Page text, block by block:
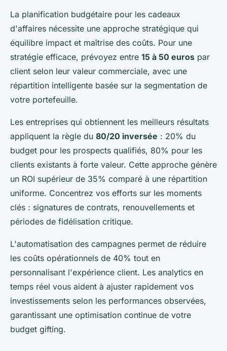
La planification budgétaire pour les cadeaux
d'affaires nécessite une approche stratégique qui
équilibre impact et maîtrise des coûts. Pour une
stratégie efficace, prévoyez entre 15 à 50 euros par
client selon leur valeur commerciale, avec une
répartition intelligente basée sur la segmentation de
votre portefeuille.
Les entreprises qui obtiennent les meilleurs résultats
appliquent la règle du 80/20 inversée : 20% du
budget pour les prospects qualifiés, 80% pour les
clients existants à forte valeur. Cette approche génère
un ROI supérieur de 35% comparé à une répartition
uniforme. Concentrez vos efforts sur les moments
clés : signatures de contrats, renouvellements et
périodes de fidélisation critique.
L'automatisation des campagnes permet de réduire
les coûts opérationnels de 40% tout en
personnalisant l'expérience client. Les analytics en
temps réel vous aident à ajuster rapidement vos
investissements selon les performances observées,
garantissant une optimisation continue de votre
budget gifting.